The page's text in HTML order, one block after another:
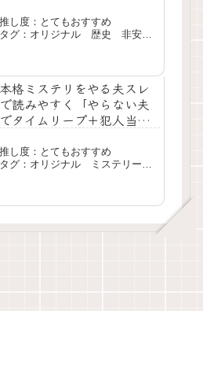
るようです」
推し度：とてもおすすめ
タグ：オリジナル 歴史 非安価
本格ミステリをやる夫スレ
で読みやすく「やらない夫
でタイムリープ＋犯人当
推し度：とてもおすすめ
タグ：オリジナル ミステリー